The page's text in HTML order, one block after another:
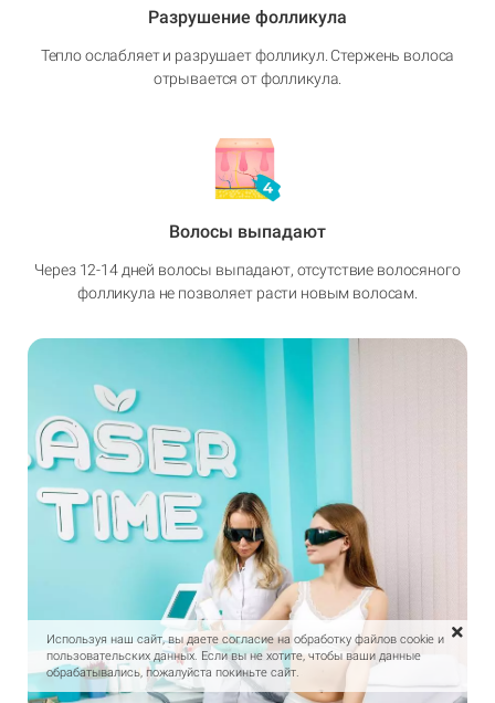
Разрушение фолликула
Тепло ослабляет и разрушает фолликул. Стержень волоса
отрывается от фолликула.
Волосы выпадают
Через 12-14 дней волосы выпадают, отсутствие волосяного
фолликула не позволяет расти новым волосам.
Используя наш сайт, вы даете согласие на обработку файлов cookie и
пользовательских данных. Если вы не хотите, чтобы ваши данные
обрабатывались, пожалуйста покиньте сайт.